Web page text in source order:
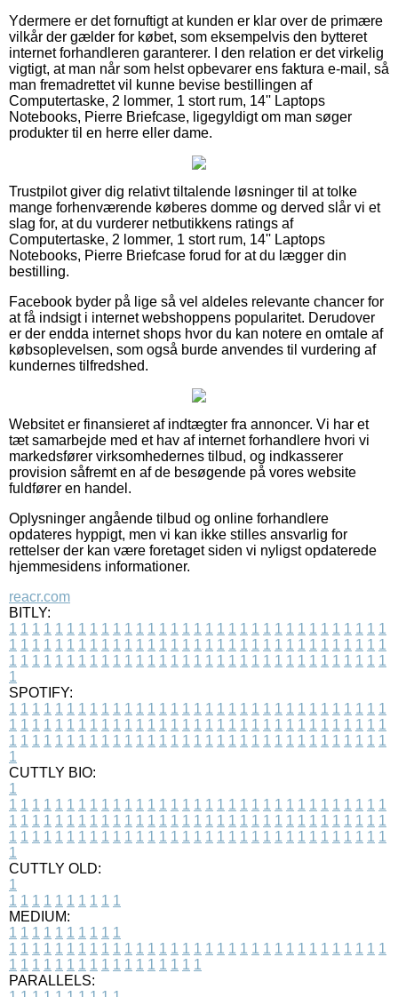
Ydermere er det fornuftigt at kunden er klar over de primære
vilkår der gælder for købet, som eksempelvis den bytteret
internet forhandleren garanterer. I den relation er det virkelig
vigtigt, at man når som helst opbevarer ens faktura e-mail, så
man fremadrettet vil kunne bevise bestillingen af
Computertaske, 2 lommer, 1 stort rum, 14'' Laptops
Notebooks, Pierre Briefcase, ligegyldigt om man søger
produkter til en herre eller dame.
Trustpilot giver dig relativt tiltalende løsninger til at tolke
mange forhenværende køberes domme og derved slår vi et
slag for, at du vurderer netbutikkens ratings af
Computertaske, 2 lommer, 1 stort rum, 14'' Laptops
Notebooks, Pierre Briefcase forud for at du lægger din
bestilling.
Facebook byder på lige så vel aldeles relevante chancer for
at få indsigt i internet webshoppens popularitet. Derudover
er der endda internet shops hvor du kan notere en omtale af
købsoplevelsen, som også burde anvendes til vurdering af
kundernes tilfredshed.
Websitet er finansieret af indtægter fra annoncer. Vi har et
tæt samarbejde med et hav af internet forhandlere hvori vi
markedsfører virksomhedernes tilbud, og indkasserer
provision såfremt en af de besøgende på vores website
fuldfører en handel.
Oplysninger angående tilbud og online forhandlere
opdateres hyppigt, men vi kan ikke stilles ansvarlig for
rettelser der kan være foretaget siden vi nyligst opdaterede
hjemmesidens informationer.
reacr.com
BITLY:
1 1 1 1 1 1 1 1 1 1 1 1 1 1 1 1 1 1 1 1 1 1 1 1 1 1 1 1 1 1 1 1 1
1 1 1 1 1 1 1 1 1 1 1 1 1 1 1 1 1 1 1 1 1 1 1 1 1 1 1 1 1 1 1 1 1
1 1 1 1 1 1 1 1 1 1 1 1 1 1 1 1 1 1 1 1 1 1 1 1 1 1 1 1 1 1 1 1 1
1
SPOTIFY:
1 1 1 1 1 1 1 1 1 1 1 1 1 1 1 1 1 1 1 1 1 1 1 1 1 1 1 1 1 1 1 1 1
1 1 1 1 1 1 1 1 1 1 1 1 1 1 1 1 1 1 1 1 1 1 1 1 1 1 1 1 1 1 1 1 1
1 1 1 1 1 1 1 1 1 1 1 1 1 1 1 1 1 1 1 1 1 1 1 1 1 1 1 1 1 1 1 1 1
1
CUTTLY BIO:
1
1 1 1 1 1 1 1 1 1 1 1 1 1 1 1 1 1 1 1 1 1 1 1 1 1 1 1 1 1 1 1 1 1
1 1 1 1 1 1 1 1 1 1 1 1 1 1 1 1 1 1 1 1 1 1 1 1 1 1 1 1 1 1 1 1 1
1 1 1 1 1 1 1 1 1 1 1 1 1 1 1 1 1 1 1 1 1 1 1 1 1 1 1 1 1 1 1 1 1
1
CUTTLY OLD:
1
1 1 1 1 1 1 1 1 1 1
MEDIUM:
1 1 1 1 1 1 1 1 1 1
1 1 1 1 1 1 1 1 1 1 1 1 1 1 1 1 1 1 1 1 1 1 1 1 1 1 1 1 1 1 1 1 1
1 1 1 1 1 1 1 1 1 1 1 1 1 1 1 1 1
PARALLELS: